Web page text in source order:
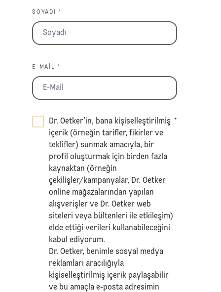
SOYADI *
E-MAIL *
Dr. Oetker’in, bana kişiselleştirilmiş
içerik (örneğin tarifler, fikirler ve
teklifler) sunmak amacıyla, bir
profil oluşturmak için birden fazla
kaynaktan (örneğin
çekilişler/kampanyalar, Dr. Oetker
online mağazalarından yapılan
alışverişler ve Dr. Oetker web
siteleri veya bültenleri ile etkileşim)
elde ettiği verileri kullanabileceğini
kabul ediyorum.
Dr. Oetker, benimle sosyal medya
reklamları aracılığıyla
kişiselleştirilmiş içerik paylaşabilir
ve bu amaçla e-posta adresimin
*